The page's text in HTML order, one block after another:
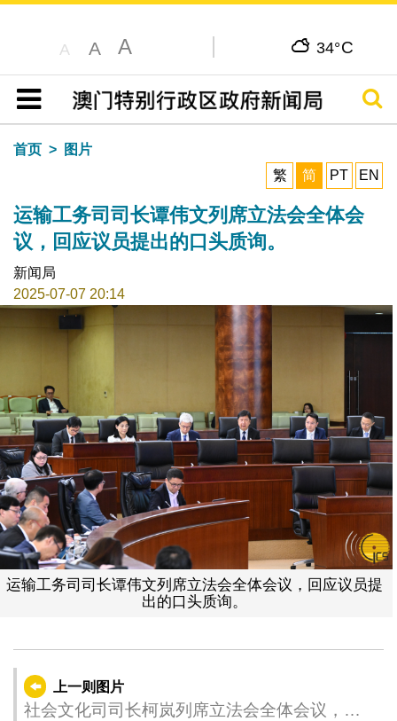
A A A 34°C
目录
搜寻
首页
图片
繁
简 PT EN
运输工务司司长谭伟文列席立法会全体会
议，回应议员提出的口头质询。
新闻局
2025-07-07 20:14
运输工务司司长谭伟文列席立法会全体会议，回应议员提
出的口头质询。
上一则图片
社会文化司司长柯岚列席立法会全体会议，回